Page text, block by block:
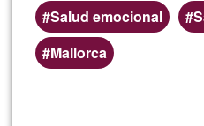
Salud emocional
Mallorca